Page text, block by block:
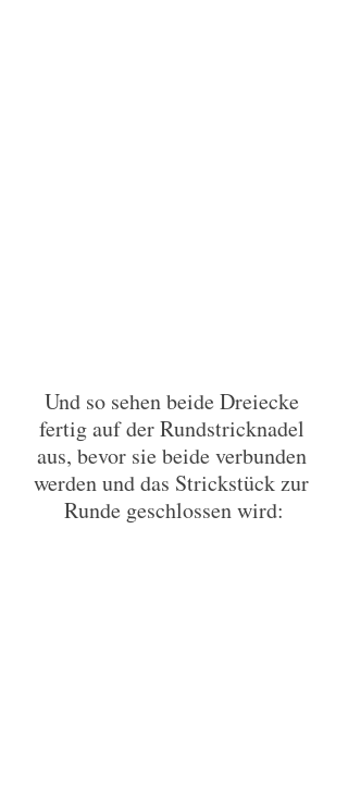
Und so sehen beide Dreiecke
fertig auf der Rundstricknadel
aus, bevor sie beide verbunden
werden und das Strickstück zur
Runde geschlossen wird: